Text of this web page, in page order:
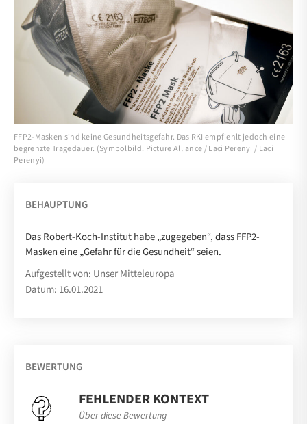
FFP2-Masken sind keine Gesundheitsgefahr. Das RKI empfiehlt jedoch eine
begrenzte Tragedauer. (Symbolbild: Picture Alliance / Laci Perenyi / Laci
Perenyi)
BEHAUPTUNG
Das Robert-Koch-Institut habe „zugegeben“, dass FFP2-
Masken eine „Gefahr für die Gesundheit“ seien.
Aufgestellt von: Unser Mitteleuropa
Datum: 16.01.2021
BEWERTUNG
FEHLENDER KONTEXT
Über diese Bewertung